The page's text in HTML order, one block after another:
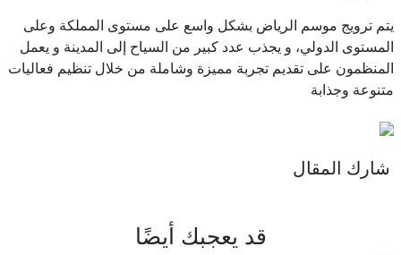
يتم ترويج موسم الرياض بشكل واسع على مستوى المملكة وعلى
المستوى الدولي، و يجذب عدد كبير من السياح إلى المدينة و يعمل
المنظمون على تقديم تجربة مميزة وشاملة من خلال تنظيم فعاليات
متنوعة وجذابة
شارك المقال
قد يعجبك أيضًا